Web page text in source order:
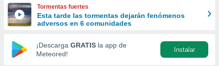
y
forma
digital
basada
Tormentas fuertes
Esta tarde las tormentas dejarán fenómenos
adversos en 6 comunidades
¡Descarga GRATIS la app de
Meteored!
Instalar